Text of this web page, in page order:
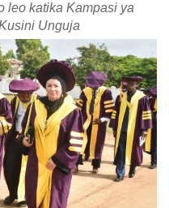
leo katika Kampasi ya
Unguja